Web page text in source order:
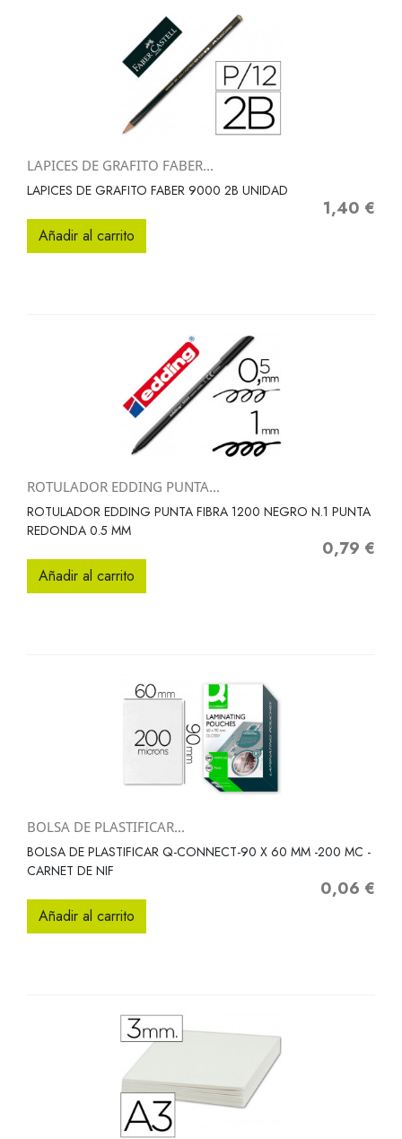
LAPICES DE GRAFITO FABER...
LAPICES DE GRAFITO FABER 9000 2B UNIDAD
Precio
1,40 €
Añadir al carrito
ROTULADOR EDDING PUNTA...
ROTULADOR EDDING PUNTA FIBRA 1200 NEGRO N.1 PUNTA
REDONDA 0.5 MM
Precio
0,79 €
Añadir al carrito
BOLSA DE PLASTIFICAR...
BOLSA DE PLASTIFICAR Q-CONNECT-90 X 60 MM -200 MC -
CARNET DE NIF
Precio
0,06 €
Añadir al carrito